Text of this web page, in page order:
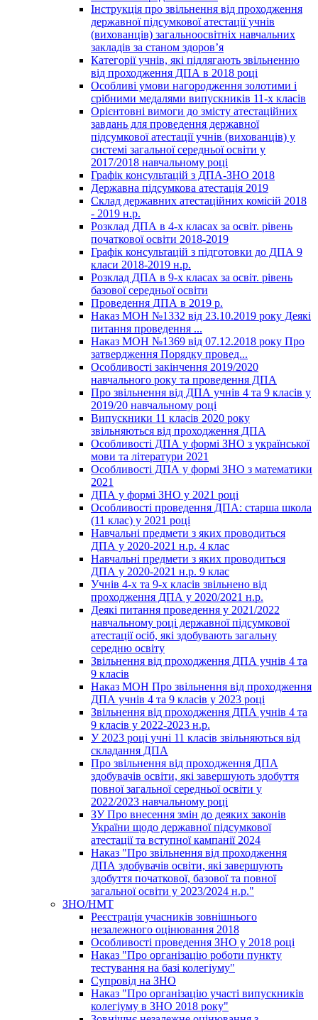
Інструкція про звільнення від проходження
державної підсумкової атестації учнів
(вихованців) загальноосвітніх навчальних
закладів за станом здоров’я
Категорії учнів, які підлягають звільненню
від проходження ДПА в 2018 році
Особливі умови нагородження золотими і
срібними медалями випускників 11-х класів
Орієнтовні вимоги до змісту атестаційних
завдань для проведення державної
підсумкової атестації учнів (вихованців) у
системі загальної середньої освіти у
2017/2018 навчальному році
Графік консультацій з ДПА-ЗНО 2018
Державна підсумкова атестація 2019
Склад державних атестаційних комісій 2018
- 2019 н.р.
Розклад ДПА в 4-х класах за освіт. рівень
початкової освіти 2018-2019
Графік консультацій з підготовки до ДПА 9
класи 2018-2019 н.р.
Розклад ДПА в 9-х класах за освіт. рівень
базової середньої освіти
Проведення ДПА в 2019 р.
Наказ МОН №1332 від 23.10.2019 року Деякі
питання проведення ...
Наказ МОН №1369 від 07.12.2018 року Про
затвердження Порядку провед...
Особливості закінчення 2019/2020
навчального року та проведення ДПА
Про звільнення від ДПА учнів 4 та 9 класів у
2019/20 навчальному році
Випускники 11 класів 2020 року
звільняються від проходження ДПА
Особливості ДПА у формі ЗНО з української
мови та літератури 2021
Особливості ДПА у формі ЗНО з математики
2021
ДПА у формі ЗНО у 2021 році
Особливості проведення ДПА: старша школа
(11 клас) у 2021 році
Навчальні предмети з яких проводиться
ДПА у 2020-2021 н.р. 4 клас
Навчальні предмети з яких проводиться
ДПА у 2020-2021 н.р. 9 клас
Учнів 4-х та 9-х класів звільнено від
проходження ДПА у 2020/2021 н.р.
Деякі питання проведення у 2021/2022
навчальному році державної підсумкової
атестації осіб, які здобувають загальну
середню освіту
Звільнення від проходження ДПА учнів 4 та
9 класів
Наказ МОН Про звільнення від проходження
ДПА учнів 4 та 9 класів у 2023 році
Звільнення від проходження ДПА учнів 4 та
9 класів у 2022-2023 н.р.
У 2023 році учні 11 класів звільняються від
складання ДПА
Про звільнення від проходження ДПА
здобувачів освіти, які завершують здобуття
повної загальної середньої освіти у
2022/2023 навчальному році
ЗУ Про внесення змін до деяких законів
України щодо державної підсумкової
атестації та вступної кампанії 2024
Наказ "Про звільнення від проходження
ДПА здобувачів освіти, які завершують
здобуття початкової, базової та повної
загальної освіти у 2023/2024 н.р."
ЗНО/НМТ
Реєстрація учасників зовнішнього
незалежного оцінювання 2018
Особливості проведення ЗНО у 2018 році
Наказ "Про організацію роботи пункту
тестування на базі колегіуму"
Супровід на ЗНО
Наказ "Про організацію участі випускників
колегіуму в ЗНО 2018 року"